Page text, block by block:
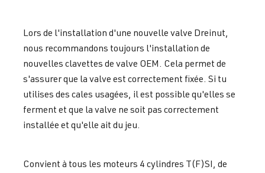
Lors de l'installation d'une nouvelle valve Dreinut,
nous recommandons toujours l'installation de
nouvelles clavettes de valve OEM. Cela permet de
s'assurer que la valve est correctement fixée. Si tu
utilises des cales usagées, il est possible qu'elles se
ferment et que la valve ne soit pas correctement
installée et qu'elle ait du jeu.
Convient à tous les moteurs 4 cylindres T(F)SI, de